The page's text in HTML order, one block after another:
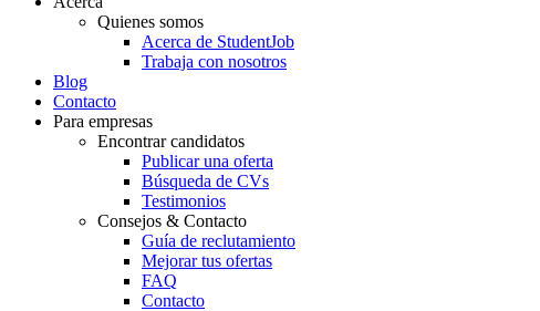
Quienes somos
Acerca de StudentJob
Trabaja con nosotros
Blog
Contacto
Para empresas
Encontrar candidatos
Publicar una oferta
Búsqueda de CVs
Testimonios
Consejos & Contacto
Guía de reclutamiento
Mejorar tus ofertas
FAQ
Contacto